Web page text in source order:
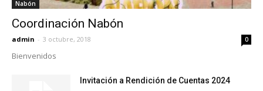
Nabón
Coordinación Nabón
admin - 3 octubre, 2018 0
Bienvenidos
Invitación a Rendición de Cuentas 2024